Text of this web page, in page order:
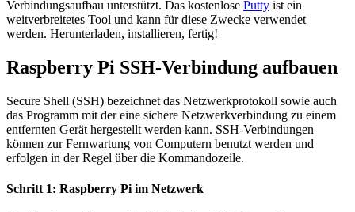
Verbindungsaufbau unterstützt. Das kostenlose Putty ist ein
weitverbreitetes Tool und kann für diese Zwecke verwendet
werden. Herunterladen, installieren, fertig!
Raspberry Pi SSH-Verbindung aufbauen
Secure Shell (SSH) bezeichnet das Netzwerkprotokoll sowie auch
das Programm mit der eine sichere Netzwerkverbindung zu einem
entfernten Gerät hergestellt werden kann. SSH-Verbindungen
können zur Fernwartung von Computern benutzt werden und
erfolgen in der Regel über die Kommandozeile.
Schritt 1: Raspberry Pi im Netzwerk